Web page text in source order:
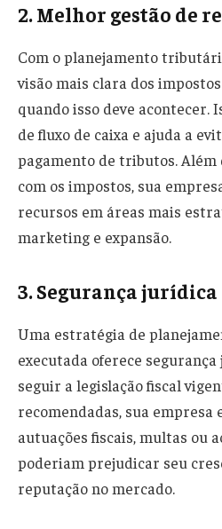
2. Melhor gestão de
Com o planejamento
visão mais clara dos
quando isso deve acontecer.
de fluxo de caixa e ajuda a
pagamento de tributos. Além
com os impostos, sua
recursos em áreas mais
marketing e expansão.
3. Segurança jurídica
Uma estratégia de
executada oferece
seguir a legislação fiscal
recomendadas, sua empresa
autuações fiscais, multas ou
poderiam prejudicar seu
reputação no mercado.